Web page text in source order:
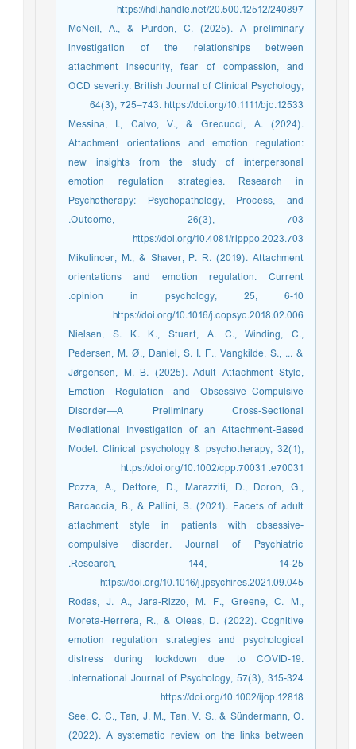
https://hdl.handle.net/20.500.12512/240897
McNeil, A., & Purdon, C. (2025). A preliminary
investigation of the relationships between
attachment insecurity, fear of compassion, and
OCD severity. British Journal of Clinical Psychology,
64(3), 725–743. https://doi.org/10.1111/bjc.12533
Messina, I., Calvo, V., & Grecucci, A. (2024).
Attachment orientations and emotion regulation:
new insights from the study of interpersonal
emotion regulation strategies. Research in
Psychotherapy: Psychopathology, Process, and
Outcome, 26(3), 703.‏
https://doi.org/10.4081/ripppo.2023.703
Mikulincer, M., & Shaver, P. R. (2019). Attachment
orientations and emotion regulation. Current
opinion in psychology, 25, 6-10.‏
https://doi.org/10.1016/j.copsyc.2018.02.006
Nielsen, S. K. K., Stuart, A. C., Winding, C.,
Pedersen, M. Ø., Daniel, S. I. F., Vangkilde, S., ... &
Jørgensen, M. B. (2025). Adult Attachment Style,
Emotion Regulation and Obsessive–Compulsive
Disorder—A Preliminary Cross‐Sectional
Mediational Investigation of an Attachment‐Based
Model. Clinical psychology & psychotherapy, 32(1),
e70031.‏ https://doi.org/10.1002/cpp.70031
Pozza, A., Dettore, D., Marazziti, D., Doron, G.,
Barcaccia, B., & Pallini, S. (2021). Facets of adult
attachment style in patients with obsessive-
compulsive disorder. Journal of Psychiatric
Research, 144, 14-25.‏
https://doi.org/10.1016/j.jpsychires.2021.09.045
Rodas, J. A., Jara‐Rizzo, M. F., Greene, C. M.,
Moreta‐Herrera, R., & Oleas, D. (2022). Cognitive
emotion regulation strategies and psychological
distress during lockdown due to COVID‐19.
International Journal of Psychology, 57(3), 315-324.‏
https://doi.org/10.1002/ijop.12818
See, C. C., Tan, J. M., Tan, V. S., & Sündermann, O.
(2022). A systematic review on the links between